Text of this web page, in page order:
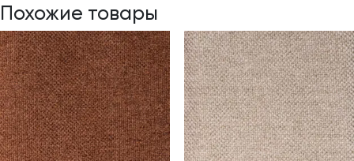
Похожие товары